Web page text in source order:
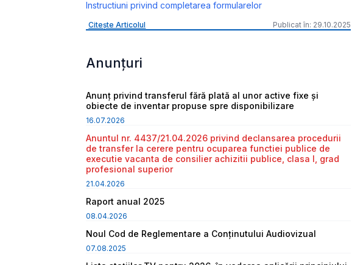
Instructiuni privind completarea formularelor
Citește Articolul Publicat în: 29.10.2025
Anunțuri
Anunț privind transferul fără plată al unor active fixe și
obiecte de inventar propuse spre disponibilizare
16.07.2026
Anuntul nr. 4437/21.04.2026 privind declansarea procedurii
de transfer la cerere pentru ocuparea functiei publice de
executie vacanta de consilier achizitii publice, clasa I, grad
profesional superior
21.04.2026
Raport anual 2025
08.04.2026
Noul Cod de Reglementare a Conținutului Audiovizual
07.08.2025